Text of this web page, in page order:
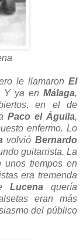
le llamaron El
Y ya enMálaga,
en el de
aPaco el Águila,
enfermo. Lo
volvióBernardo
guitarrista. La
unos tiempos en
era tremenda
Lucena quería
eran más
del público